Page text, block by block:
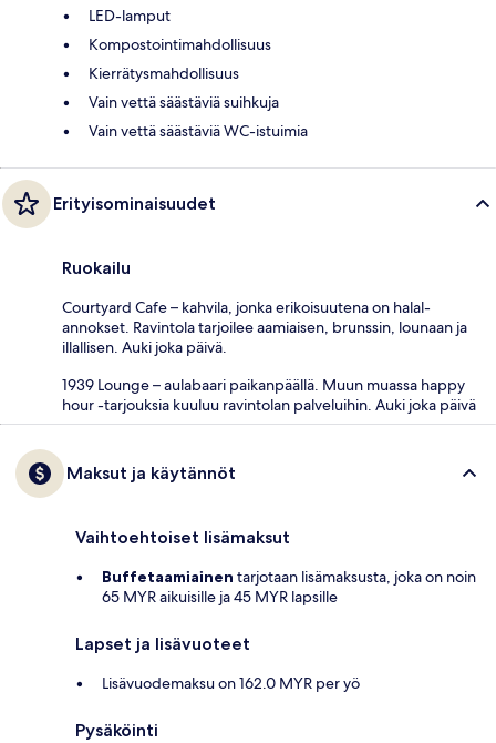
LED-lamput
Kompostointimahdollisuus
Kierrätysmahdollisuus
Vain vettä säästäviä suihkuja
Vain vettä säästäviä WC-istuimia
Erityisominaisuudet
Ruokailu
Courtyard Cafe – kahvila, jonka erikoisuutena on halal-
annokset. Ravintola tarjoilee aamiaisen, brunssin, lounaan ja
illallisen. Auki joka päivä.
1939 Lounge – aulabaari paikanpäällä. Muun muassa happy
hour -tarjouksia kuuluu ravintolan palveluihin. Auki joka päivä
Maksut ja käytännöt
Vaihtoehtoiset lisämaksut
Buffetaamiainen tarjotaan lisämaksusta, joka on noin
65 MYR aikuisille ja 45 MYR lapsille
Lapset ja lisävuoteet
Lisävuodemaksu on 162.0 MYR per yö
Pysäköinti